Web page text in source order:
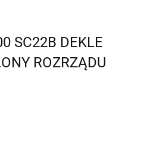
SC22B DEKLE
ROZRZĄDU